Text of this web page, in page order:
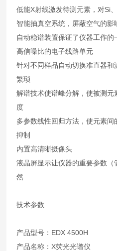
低能X射线激发待测元素，对Si
智能抽真空系统，屏蔽空气的影
自动稳谱装置保证了仪器工作的
高信噪比的电子线路单元
针对不同样品自动切换准直器
繁琐
解谱技术使谱峰分解，使被测
度
多参数线性回归方法，使元素
抑制
内置高清晰摄像头
液晶屏显示让仪器的重要参数（
然
技术参数
产品型号：EDX 4500H
产品名称：X荧光光谱仪